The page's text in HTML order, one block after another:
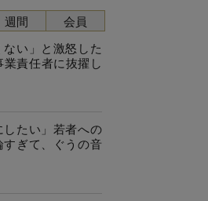
い」と激怒した
責任者に抜擢し
したい」若者への
ぎて、ぐうの音
週間 会員